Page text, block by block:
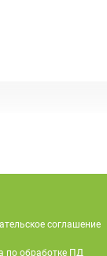
соглашение
по обработке ПД